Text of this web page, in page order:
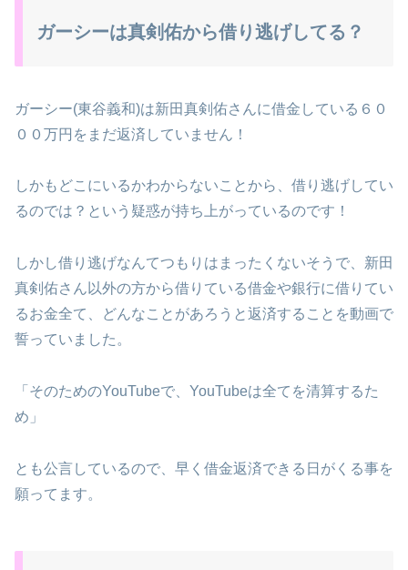
ガーシーは真剣佑から借り逃げしてる？
ガーシー(東谷義和)は新田真剣佑さんに借金している６０
００万円をまだ返済していません！
しかもどこにいるかわからないことから、借り逃げしてい
るのでは？という疑惑が持ち上がっているのです！
しかし借り逃げなんてつもりはまったくないそうで、新田
真剣佑さん以外の方から借りている借金や銀行に借りてい
るお金全て、どんなことがあろうと返済することを動画で
誓っていました。
「そのためのYouTubeで、YouTubeは全てを清算するた
め」
とも公言しているので、早く借金返済できる日がくる事を
願ってます。